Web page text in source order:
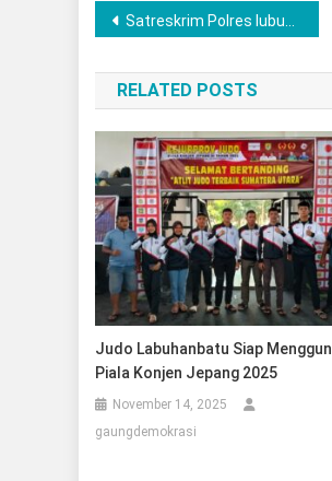
Post
navigation
Satreskrim Polres lubuk Linggau Berhasil Ringkus Tiga Pelaku Pencurian Dengan Pemberatan
RELATED POSTS
Judo Labuhanbatu Siap
Piala Konjen Jepang 2025
November 14, 2025
gaungdemokrasi